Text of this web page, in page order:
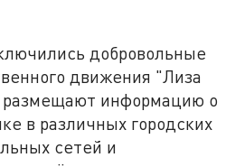
добровольные
движения "Лиза
информацию о
в различных городских
сетей и